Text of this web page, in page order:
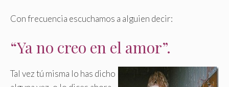
Con frecuencia escuchamos a alguien decir:
“Ya no creo en el amor”.
Tal vez tú misma lo has dicho